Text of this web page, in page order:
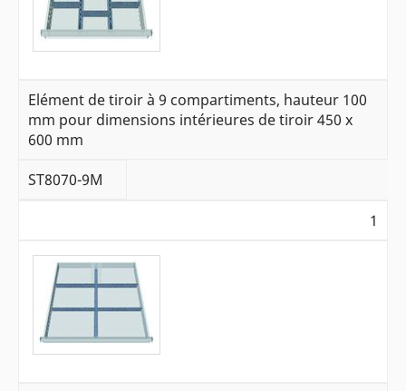
Elément de tiroir à 9 compartiments, hauteur 100
mm pour dimensions intérieures de tiroir 450 x
600 mm
ST8070-9M
1